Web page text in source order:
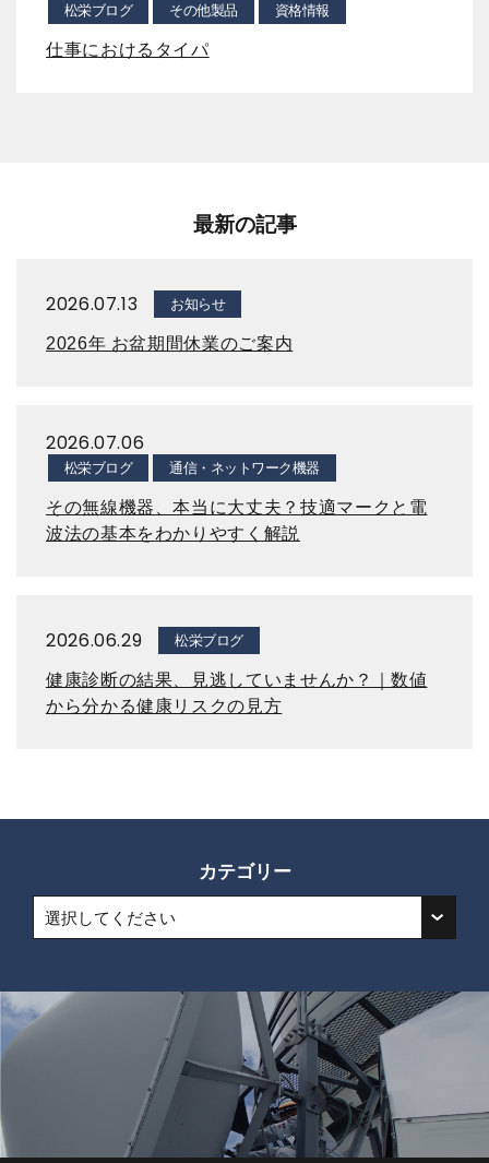
松栄ブログ その他製品 資格情報
仕事におけるタイパ
最新の記事
2026.07.13 お知らせ
2026年 お盆期間休業のご案内
2026.07.06
松栄ブログ 通信・ネットワーク機器
その無線機器、本当に大丈夫？技適マークと電
波法の基本をわかりやすく解説
2026.06.29 松栄ブログ
健康診断の結果、見逃していませんか？｜数値
から分かる健康リスクの見方
カテゴリー
選択してください